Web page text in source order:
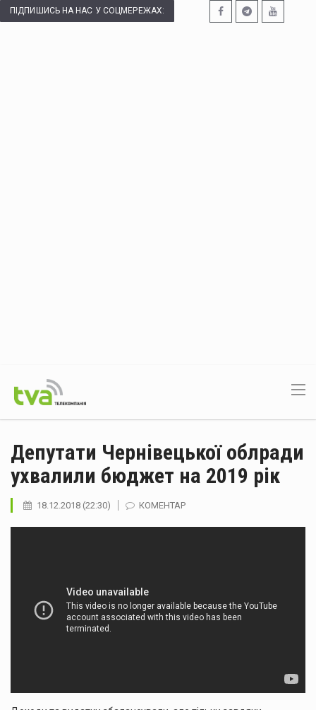
ПІДПИШИСЬ НА НАС У СОЦМЕРЕЖАХ:
Депутати Чернівецької облради
ухвалили бюджет на 2019 рік
18.12.2018 (22:30) КОМЕНТАР